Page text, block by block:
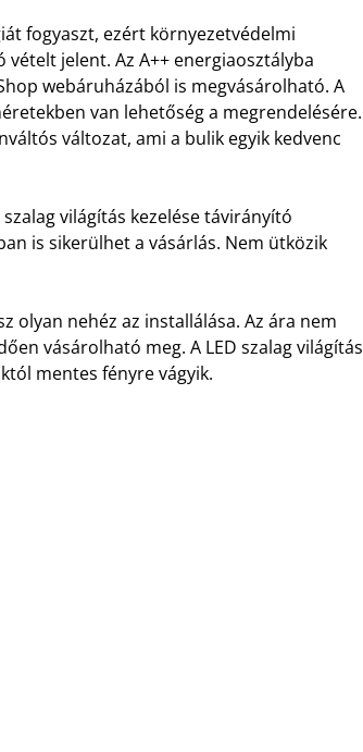
fogyaszt, ezért környezetvédelmi
jelent. Az A++ energiaosztályba
webáruházából is megvásárolható. A
van lehetőség a megrendelésére.
változat, ami a bulik egyik kedvenc
világítás kezelése távirányító
is sikerülhet a vásárlás. Nem ütközik
olyan nehéz az installálása. Az ára nem
vásárolható meg. A LED szalag világítás
mentes fényre vágyik.